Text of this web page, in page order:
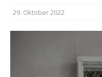
29. Oktober 2022